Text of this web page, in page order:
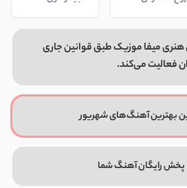
هنری میفا موزیک طبق قوانین جاری
فعالیت می‌کند.
بهترین آهنگ‌های شهریور
پخش رایگان آهنگ شما